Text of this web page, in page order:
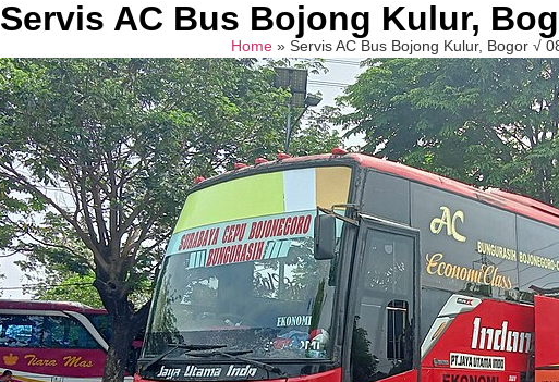
Servis AC Bus Bojong Kulur,
Home» Servis AC Bus Bojong Kulur, Bogor √